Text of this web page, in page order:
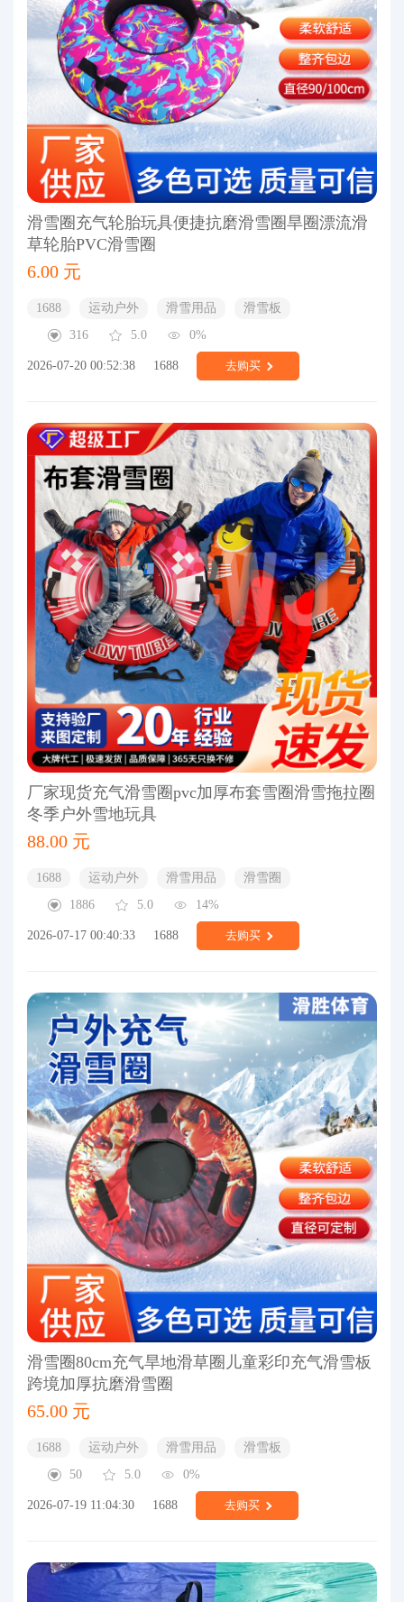
滑雪圈充气轮胎玩具便捷抗磨滑雪圈旱圈漂流滑
草轮胎PVC滑雪圈
6.00 元
1688 运动户外 滑雪用品
滑雪板
316
5.0 0%
2026-07-20 00:52:38 1688 去购买
厂家现货充气滑雪圈pvc加厚布套雪圈滑雪拖拉圈
冬季户外雪地玩具
88.00 元
1688 运动户外 滑雪用品
滑雪圈
1886
5.0 14%
2026-07-17 00:40:33 1688 去购买
滑雪圈80cm充气旱地滑草圈儿童彩印充气滑雪板
跨境加厚抗磨滑雪圈
65.00 元
1688 运动户外 滑雪用品
滑雪板
50
5.0 0%
2026-07-19 11:04:30 1688 去购买